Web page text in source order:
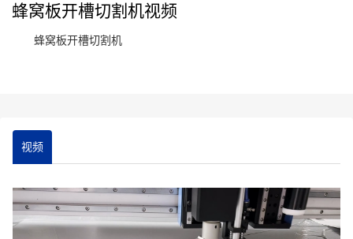
蜂窝板开槽切割机视频
蜂窝板开槽切割机
视频